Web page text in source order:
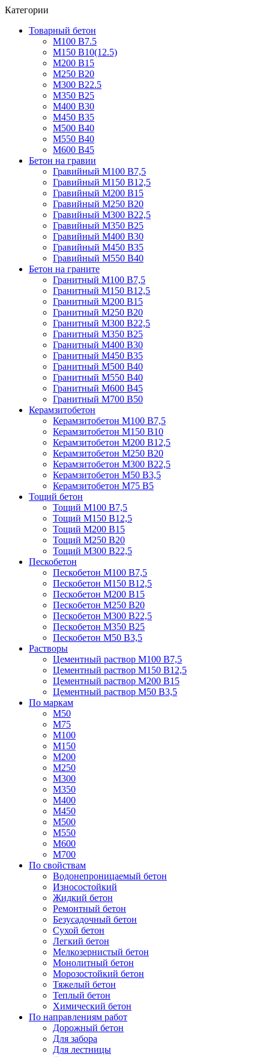
Категории
Товарный бетон
М100 В7.5
М150 В10(12.5)
М200 В15
М250 В20
М300 В22.5
М350 В25
М400 В30
М450 В35
М500 В40
М550 В40
М600 В45
Бетон на гравии
Гравийный М100 В7,5
Гравийный М150 В12,5
Гравийный М200 В15
Гравийный М250 В20
Гравийный М300 В22,5
Гравийный М350 В25
Гравийный М400 В30
Гравийный М450 В35
Гравийный М550 В40
Бетон на граните
Гранитный М100 В7,5
Гранитный М150 В12,5
Гранитный М200 В15
Гранитный М250 В20
Гранитный М300 В22,5
Гранитный М350 В25
Гранитный М400 В30
Гранитный М450 В35
Гранитный М500 В40
Гранитный М550 В40
Гранитный М600 В45
Гранитный М700 В50
Керамзитобетон
Керамзитобетон М100 В7,5
Керамзитобетон М150 В10
Керамзитобетон М200 В12,5
Керамзитобетон М250 В20
Керамзитобетон М300 В22,5
Керамзитобетон М50 В3,5
Керамзитобетон М75 В5
Тощий бетон
Тощий М100 В7,5
Тощий М150 В12,5
Тощий М200 В15
Тощий М250 В20
Тощий М300 В22,5
Пескобетон
Пескобетон М100 В7,5
Пескобетон М150 В12,5
Пескобетон М200 В15
Пескобетон М250 В20
Пескобетон М300 В22,5
Пескобетон М350 В25
Пескобетон М50 В3,5
Растворы
Цементный раствор М100 В7,5
Цементный раствор М150 В12,5
Цементный раствор М200 В15
Цементный раствор М50 В3,5
По маркам
М50
М75
М100
М150
М200
М250
М300
М350
М400
М450
М500
М550
М600
М700
По свойствам
Водонепроницаемый бетон
Износостойкий
Жидкий бетон
Ремонтный бетон
Безусадочный бетон
Сухой бетон
Легкий бетон
Мелкозернистый бетон
Монолитный бетон
Морозостойкий бетон
Тяжелый бетон
Теплый бетон
Химический бетон
По направлениям работ
Дорожный бетон
Для забора
Для лестницы